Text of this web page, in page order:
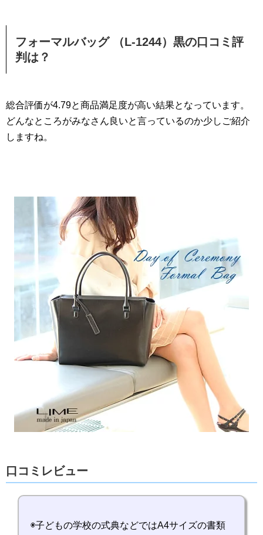
フォーマルバッグ （L-1244）黒の口コミ評
判は？
総合評価が4.79と商品満足度が高い結果となっています。
どんなところがみなさん良いと言っているのか少しご紹介
しますね。
口コミレビュー
◉子どもの学校の式典などではA4サイズの書類